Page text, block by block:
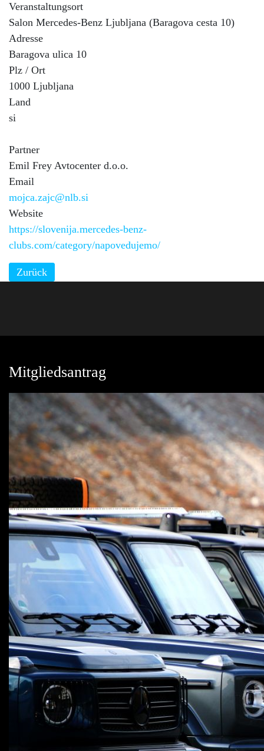
Veranstaltungsort
Salon Mercedes-Benz Ljubljana (Baragova cesta 10)
Adresse
Baragova ulica 10
Plz / Ort
1000 Ljubljana
Land
si
Partner
Emil Frey Avtocenter d.o.o.
Email
mojca.zajc@nlb.si
Website
https://slovenija.mercedes-benz-
clubs.com/category/napovedujemo/
Zurück
Mitgliedsantrag